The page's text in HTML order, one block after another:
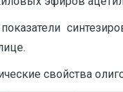
свойства